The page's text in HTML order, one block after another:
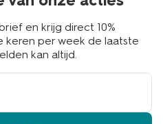
en krijg direct 10%
keren per week de laatste
kan altijd.